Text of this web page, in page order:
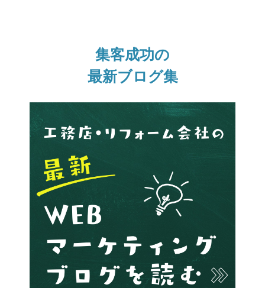
集客成功の
最新ブログ集